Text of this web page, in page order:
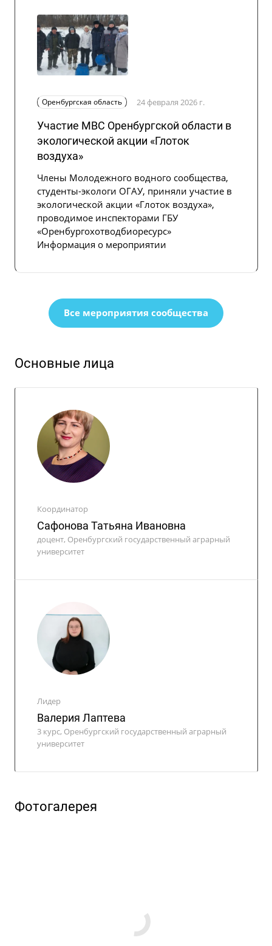
Оренбургская область 24 февраля 2026 г.
Участие МВС Оренбургской области в
экологической акции «Глоток
воздуха»
Члены Молодежного водного сообщества,
студенты-экологи ОГАУ, приняли участие в
экологической акции «Глоток воздуха»,
проводимое инспекторами ГБУ
«Оренбургохотводбиоресурс»
Информация о мероприятии
Все мероприятия сообщества
Основные лица
Координатор
Сафонова Татьяна Ивановна
доцент, Оренбургский государственный аграрный
университет
Лидер
Валерия Лаптева
3 курс, Оренбургский государственный аграрный
университет
Фотогалерея